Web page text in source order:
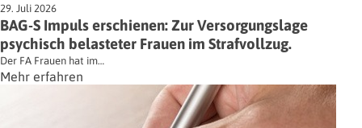
29. Juli 2026
BAG-S Impuls erschienen: Zur Versorgungslage
psychisch belasteter Frauen im Strafvollzug.
Der FA Frauen hat im…
Mehr erfahren